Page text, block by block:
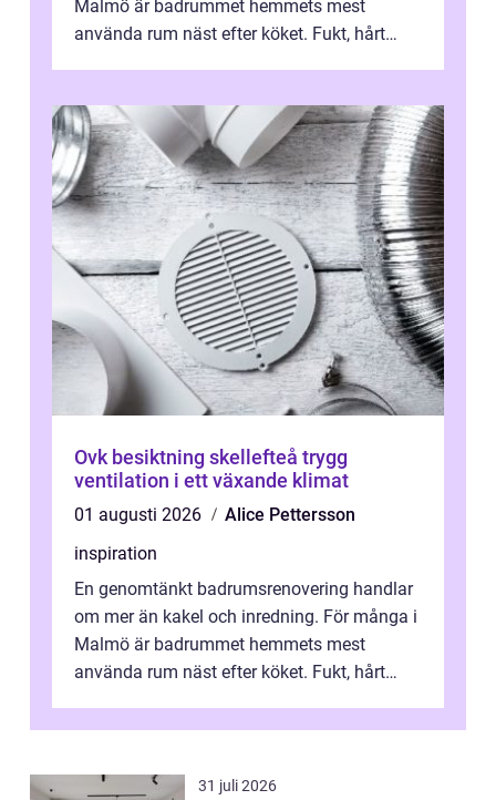
Malmö är badrummet hemmets mest
använda rum näst efter köket. Fukt, hårt
Ovk besiktning skellefteå trygg
ventilation i ett växande klimat
01 augusti 2026
Alice Pettersson
inspiration
En genomtänkt badrumsrenovering handlar
om mer än kakel och inredning. För många i
Malmö är badrummet hemmets mest
använda rum näst efter köket. Fukt, hårt
...
31 juli 2026